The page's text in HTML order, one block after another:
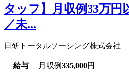
タッフ】月収例33万円
／未...
日研トータルソーシング株式会社
給与 月収例335,000円